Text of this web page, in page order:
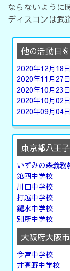
ならないように
ディスコンは武
他の活動日
2020年12月18
2020年11月27
2020年10月23
2020年10月02
2020年09月04
東京都八王
いずみの森義務
第四中学校
川口中学校
打越中学校
鑓水中学校
別所中学校
大阪府大阪市
今宮中学校
井高野中学校